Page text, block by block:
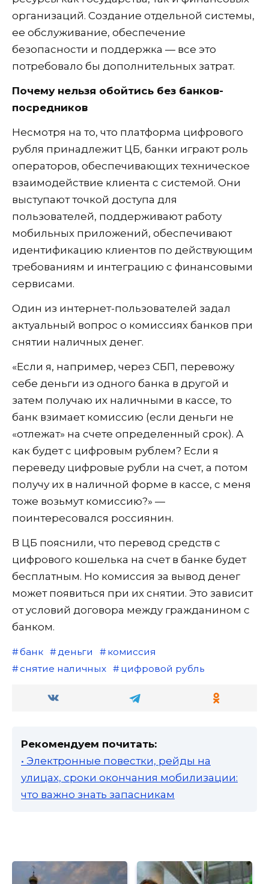
организаций. Создание отдельной системы,
ее обслуживание, обеспечение
безопасности и поддержка — все это
потребовало бы дополнительных затрат.
Почему нельзя обойтись без банков-
посредников
Несмотря на то, что платформа цифрового
рубля принадлежит ЦБ, банки играют роль
операторов, обеспечивающих техническое
взаимодействие клиента с системой. Они
выступают точкой доступа для
пользователей, поддерживают работу
мобильных приложений, обеспечивают
идентификацию клиентов по действующим
требованиям и интеграцию с финансовыми
сервисами.
Один из интернет-пользователей задал
актуальный вопрос о комиссиях банков при
снятии наличных денег.
«Если я, например, через СБП, перевожу
себе деньги из одного банка в другой и
затем получаю их наличными в кассе, то
банк взимает комиссию (если деньги не
«отлежат» на счете определенный срок). А
как будет с цифровым рублем? Если я
переведу цифровые рубли на счет, а потом
получу их в наличной форме в кассе, с меня
тоже возьмут комиссию?» —
поинтересовался россиянин.
В ЦБ пояснили, что перевод средств с
цифрового кошелька на счет в банке будет
бесплатным. Но комиссия за вывод денег
может появиться при их снятии. Это зависит
от условий договора между гражданином с
банком.
банк деньги
комиссия
снятие наличных
цифровой рубль
Рекомендуем почитать:
• Электронные повестки, рейды на
улицах, сроки окончания мобилизации:
что важно знать запасникам